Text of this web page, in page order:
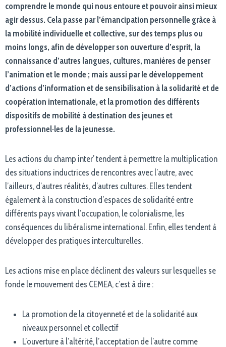
comprendre le monde qui nous entoure et pouvoir ainsi mieux
agir dessus. Cela passe par l’émancipation personnelle grâce à
la mobilité individuelle et collective, sur des temps plus ou
moins longs, afin de développer son ouverture d’esprit, la
connaissance d’autres langues, cultures, manières de penser
l’animation et le monde ; mais aussi parle développement
d’actions d’information et de sensibilisation à la solidarité et de
coopération internationale, et la promotion des différents
dispositifs de mobilité à destination des jeunes et
professionnel·les de la jeunesse.
Les actions du champ inter’ tendent à permettre la multiplication
des situations inductrices de rencontres avec l’autre, avec
l’ailleurs, d’autres réalités, d’autres cultures. Elles tendent
également à la construction d’espaces de solidarité entre
différents pays vivant l’occupation, le colonialisme, les
conséquences du libéralisme international. Enfin, elles tendent à
développer des pratiques interculturelles.
Les actions mise en place déclinent des valeurs sur lesquelles se
fonde le mouvement des CEMEA, c’est à dire :
La promotion de la citoyenneté et de la solidarité aux
niveaux personnel et collectif
L’ouverture à l’altérité, l’acceptation de l’autre comme